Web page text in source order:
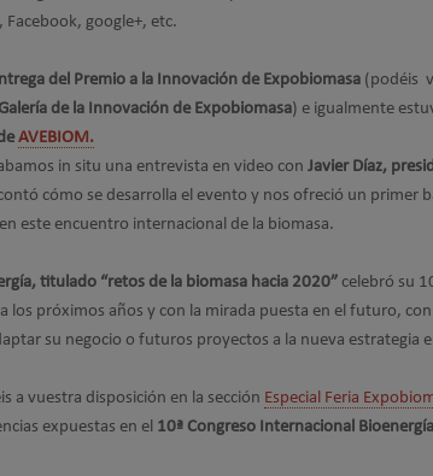
google+, etc.
del Premio a la Innovación de Expobiomasa (podéis
Galería de la Innovación de Expobiomasa) e igualmente
AVEBIOM.
in situ una entrevista en video con Javier Díaz,
cómo se desarrolla el evento y nos ofreció un primer
este encuentro internacional de la biomasa.
titulado “retos de la biomasa hacia 2020”celebró su
los próximos años y con la mirada puesta en el futuro,
su negocio o futuros proyectos a la nueva estrategia
a vuestra disposición en la sección Especial Feria
expuestas en el 10ª Congreso Internacional